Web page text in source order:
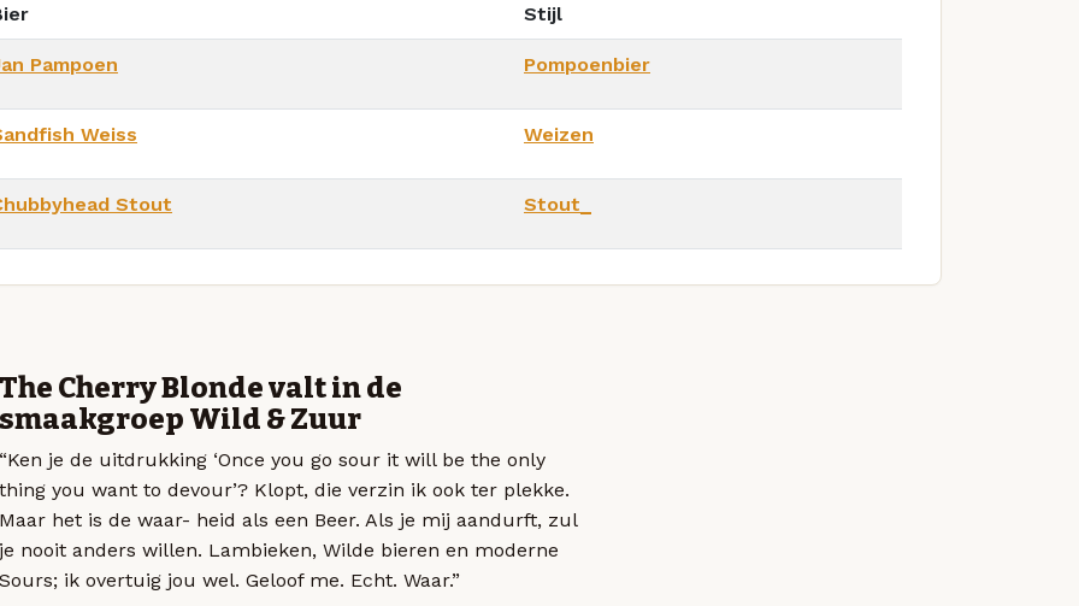
Stijl
Pampoen Pompoenbier
Weiss Weizen
Stout Stout_
The Cherry Blonde valt in de
smaakgroep Wild & Zuur
“Ken je de uitdrukking ‘Once you go sour it will be the only
thing you want to devour’? Klopt, die verzin ik ook ter plekke.
Maar het is de waar- heid als een Beer. Als je mij aandurft, zul
je nooit anders willen. Lambieken, Wilde bieren en moderne
Sours; ik overtuig jou wel. Geloof me. Echt. Waar.”